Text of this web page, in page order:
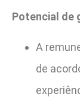
Potencial de
A
de